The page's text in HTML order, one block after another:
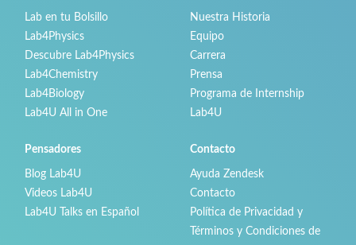
Lab en tu Bolsillo
Lab4Physics
Descubre Lab4Physics
Lab4Chemistry
Lab4Biology
Lab4U All in One
Nuestra Historia
Equipo
Carrera
Prensa
Programa de Internship
Lab4U
Pensadores
Blog Lab4U
Videos Lab4U
Lab4U Talks en Español
Contacto
Ayuda Zendesk
Contacto
Política de Privacidad y
Términos y Condiciones de